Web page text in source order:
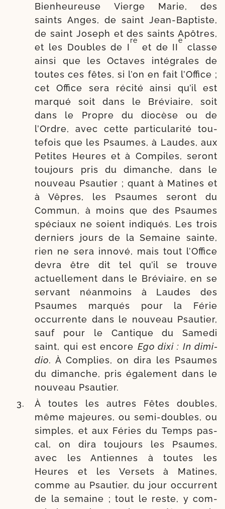
Bienheureuse Vierge Marie, des
saints Anges, de saint Jean-​Baptiste,
de saint Joseph et des saints Apôtres,
et les Doubles de I
re
et de II
e
classe
ain­si que les Octaves inté­grales de
toutes ces fêtes, si l’on en fait l’Office ;
cet Office sera réci­té ain­si qu’il est
mar­qué soit dans le Bréviaire, soit
dans le Propre du dio­cèse ou de
l’Ordre, avec cette par­ti­cu­la­ri­té tou­
tefois que les Psaumes, à Laudes, aux
Petites Heures et à Compiles, seront
tou­jours pris du dimanche, dans le
nou­veau Psautier ; quant à Matines et
à Vêpres, les Psaumes seront du
Commun, à moins que des Psaumes
spé­ciaux ne soient indi­qués. Les trois
der­niers jours de la Semaine sainte,
rien ne sera inno­vé, mais tout l’Office
devra être dit tel qu’il se trouve
actuel­le­ment dans le Bréviaire, en se
ser­vant néan­moins à Laudes des
Psaumes mar­qués pour la Férie
occur­rente dans le nou­veau Psautier,
sauf pour le Cantique du Samedi
saint, qui est encore Ego dixi : In dimi­
dio. À Complies, on dira les Psaumes
du dimanche, pris éga­le­ment dans le
nou­veau Psautier.
À toutes les autres Fêtes doubles,
même majeures, ou semi-​doubles, ou
simples, et aux Féries du Temps pas­
cal, on dira tou­jours les Psaumes,
avec les Antiennes à toutes les
Heures et les Versets à Matines,
comme au Psautier, du jour occur­rent
de la semaine ; tout le reste, y com­